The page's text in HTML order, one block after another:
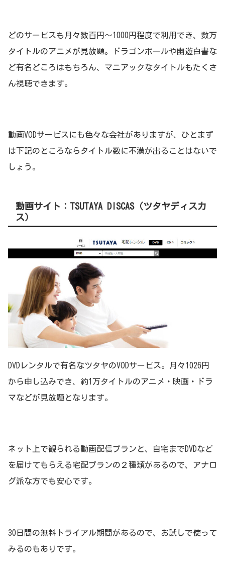
どのサービスも月々数百円～1000円程度で利用でき、数万
タイトルのアニメが見放題。ドラゴンボールや幽遊白書な
ど有名どころはもちろん、マニアックなタイトルもたくさ
ん視聴できます。
動画VODサービスにも色々な会社がありますが、ひとまず
は下記のところならタイトル数に不満が出ることはないで
しょう。
動画サイト：TSUTAYA DISCAS（ツタヤディスカ
ス）
DVDレンタルで有名なツタヤのVODサービス。月々1026円
から申し込みでき、約1万タイトルのアニメ・映画・ドラ
マなどが見放題となります。
ネット上で観られる動画配信プランと、自宅までDVDなど
を届けてもらえる宅配プランの２種類があるので、アナロ
グ派な方でも安心です。
30日間の無料トライアル期間があるので、お試しで使って
みるのもありです。